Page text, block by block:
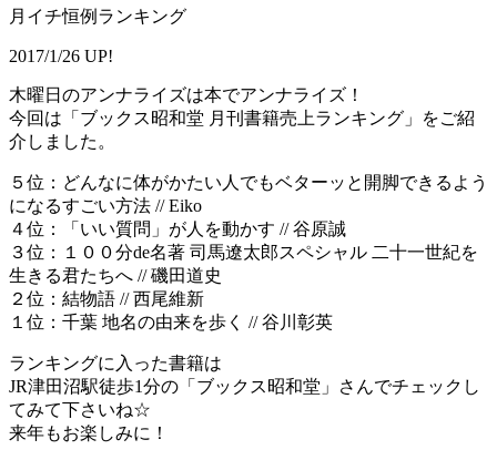
月イチ恒例ランキング
2017/1/26 UP!
木曜日のアンナライズは本でアンナライズ！
今回は「ブックス昭和堂 月刊書籍売上ランキング」をご紹
介しました。
５位：どんなに体がかたい人でもベターッと開脚できるよう
になるすごい方法 // Eiko
４位：「いい質問」が人を動かす // 谷原誠
３位：１００分de名著 司馬遼太郎スペシャル 二十一世紀を
生きる君たちへ // 磯田道史
２位：結物語 // 西尾維新
１位：千葉 地名の由来を歩く // 谷川彰英
ランキングに入った書籍は
JR津田沼駅徒歩1分の「ブックス昭和堂」さんでチェックし
てみて下さいね☆
来年もお楽しみに！